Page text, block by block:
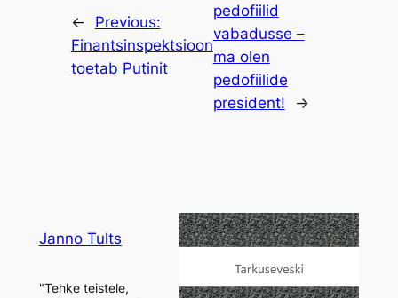
←
Previous:
Finantsinspektsioon
toetab Putinit
pedofiilid
vabadusse –
ma olen
pedofiilide
president!
→
Janno Tults
"Tehke teistele,